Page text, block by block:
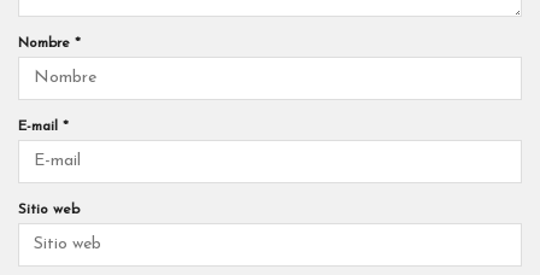
Nombre *
E-mail *
Sitio web